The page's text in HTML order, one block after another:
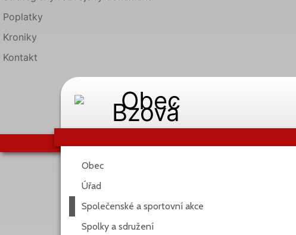
Poplatky
Kroniky
Kontakt
Obec
Úřad
Společenské a sportovní akce
Spolky a sdružení